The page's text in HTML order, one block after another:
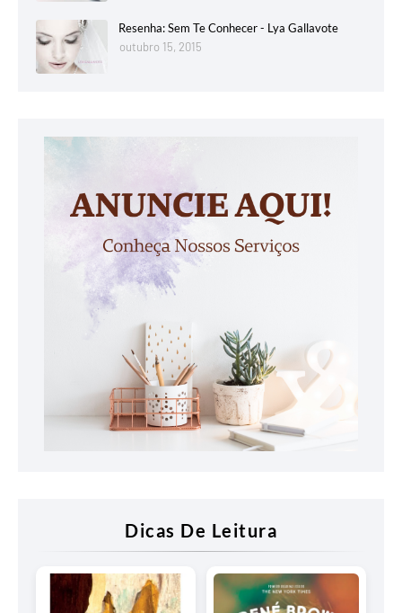
Resenha: Sem Te Conhecer - Lya Gallavote
outubro 15, 2015
Dicas De Leitura